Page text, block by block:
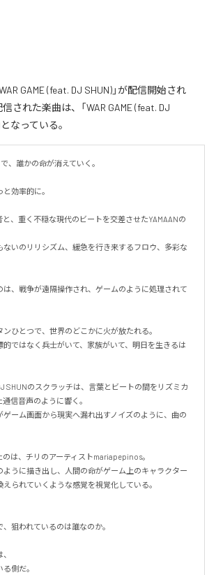
GAME (feat. DJ SHUN)」が配信開始され
された楽曲は、「WAR GAME (feat. DJ
なっている。
、誰かの命が消えていく。
効率的に。
、重く不穏な現代のビートを交差させたYAMAANの
ないのリリシズム、緩急を行き来するフロウ、多彩な
のは、戦争が遠隔操作され、ゲームのように処理されて
ひとつで、世界のどこかに火が放たれる。
ではなく兵士がいて、家族がいて、明日を生きるは
SHUNのスクラッチは、言葉とビートの間をリズミカ
信音声のように響く。
ゲーム画面から現実へ漏れ出すノイズのように、曲の
は、チリのアーティストmariapepinos。
ように描き出し、人間の命がゲーム上のキャラクター
られていくような感覚を視覚化している。
狙われているのは誰なのか。
側だ。